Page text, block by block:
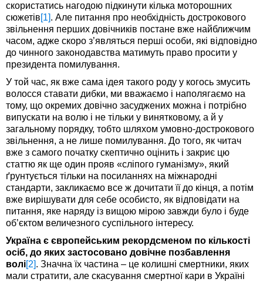
скористатись нагодою підкинути кілька моторошних
сюжетів [1] . Але питання про необхідність дострокового
звільнення перших довічників постане вже найближчим
часом, адже скоро з’являться перші особи, які відповідно
до чинного законодавства матимуть право просити у
президента помилування.
У той час, як вже сама ідея такого роду у когось змусить
волосся ставати дибки, ми вважаємо і наполягаємо на
тому, що окремих довічно засуджених можна і потрібно
випускати на волю і не тільки у винятковому, а й у
загальному порядку, тобто шляхом умовно-дострокового
звільнення, а не лише помилування. До того, як читач
вже з самого початку скептично оцінить і закриє цю
статтю як ще один прояв «сліпого гуманізму», який
ґрунтується тільки на посиланнях на міжнародні
стандарти, закликаємо все ж дочитати її до кінця, а потім
вже вирішувати для себе особисто, як відповідати на
питання, яке наряду із вищою мірою завжди було і буде
об’єктом величезного суспільного інтересу.
Україна є європейським рекордсменом по кількості
осіб, до яких застосовано довічне позбавлення
волі [2] . Значна їх частина – це колишні смертники, яких
мали стратити, але скасування смертної кари в Україні